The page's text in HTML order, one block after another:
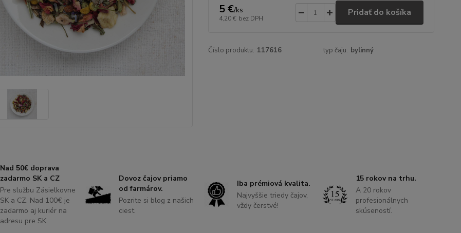
5 €/ks
4,20 € bez DPH
Pridať do košíka
Číslo produktu: 117616 typ čaju: bylinný
Nad 50€ doprava
zadarmo SK a CZ
Pre službu Zásielkovne
SK a CZ. Nad 100€ je
zadarmo aj kuriér na
adresu pre SK.
Dovoz čajov priamo
od farmárov.
Pozrite si blog z našich
ciest.
Iba prémiová kvalita.
Najvyššie triedy čajov,
vždy čerstvé!
15 rokov na trhu.
A 20 rokov
profesionálnych
skúseností.